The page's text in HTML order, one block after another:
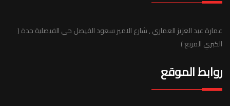
عمارة عبد العزيز العماري , شارع الامير سعود الفيصل حي الفيصلية جدة (
الكبري المربع )
روابط الموقع